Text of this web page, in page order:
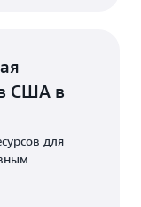
США в
для